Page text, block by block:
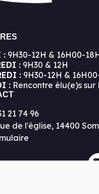
:9H30-12H & 16H00-
:9H30 & 12H
:9H30-12H &
:Rencontre élu(e)s sur
21 74 96
de l'église, 14400